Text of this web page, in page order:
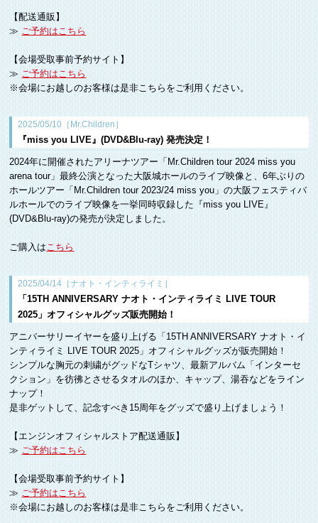
【配送通販】
≫ご予約はこちら
【会場受取事前予約サイト】
≫ご予約はこちら
※会場にお越しのお客様は是非こちらをご利用ください。
2025/05/10［Mr.Children］
『miss you LIVE』(DVD&Blu-ray) 発売決定！
2024年に開催されたアリーナツアー「Mr.Children tour 2024 miss you
arena tour」最終公演となった大阪城ホールのライブ映像と、6年ぶりの
ホールツアー「Mr.Children tour 2023/24 miss you」の大阪フェスティバ
ルホールでのライブ映像を一挙同時収録した『miss you LIVE』
(DVD&Blu-ray)の発売が決定しました。
ご購入はこちら
2025/04/14［ナオト・インティライミ］
「15TH ANNIVERSARY ナオト・インティライミ LIVE TOUR
2025」オフィシャルグッズ販売開始！
アニバーサリーイヤーを盛り上げる「15TH ANNIVERSARY ナオト・イ
ンティライミ LIVE TOUR 2025」オフィシャルグッズが販売開始！
シンプルな胸元の刺繍がグッドなTシャツ、最新アルバム「インターセ
クション」を彷彿とさせるタオルのほか、キャップ、湯吞などをライン
ナップ！
是非ゲットして、記念すべき15周年をグッズで盛り上げましょう！
【エンジンオフィシャルストア配送通販】
≫ご予約はこちら
【会場受取事前予約サイト】
≫ご予約はこちら
※会場にお越しのお客様は是非こちらをご利用ください。